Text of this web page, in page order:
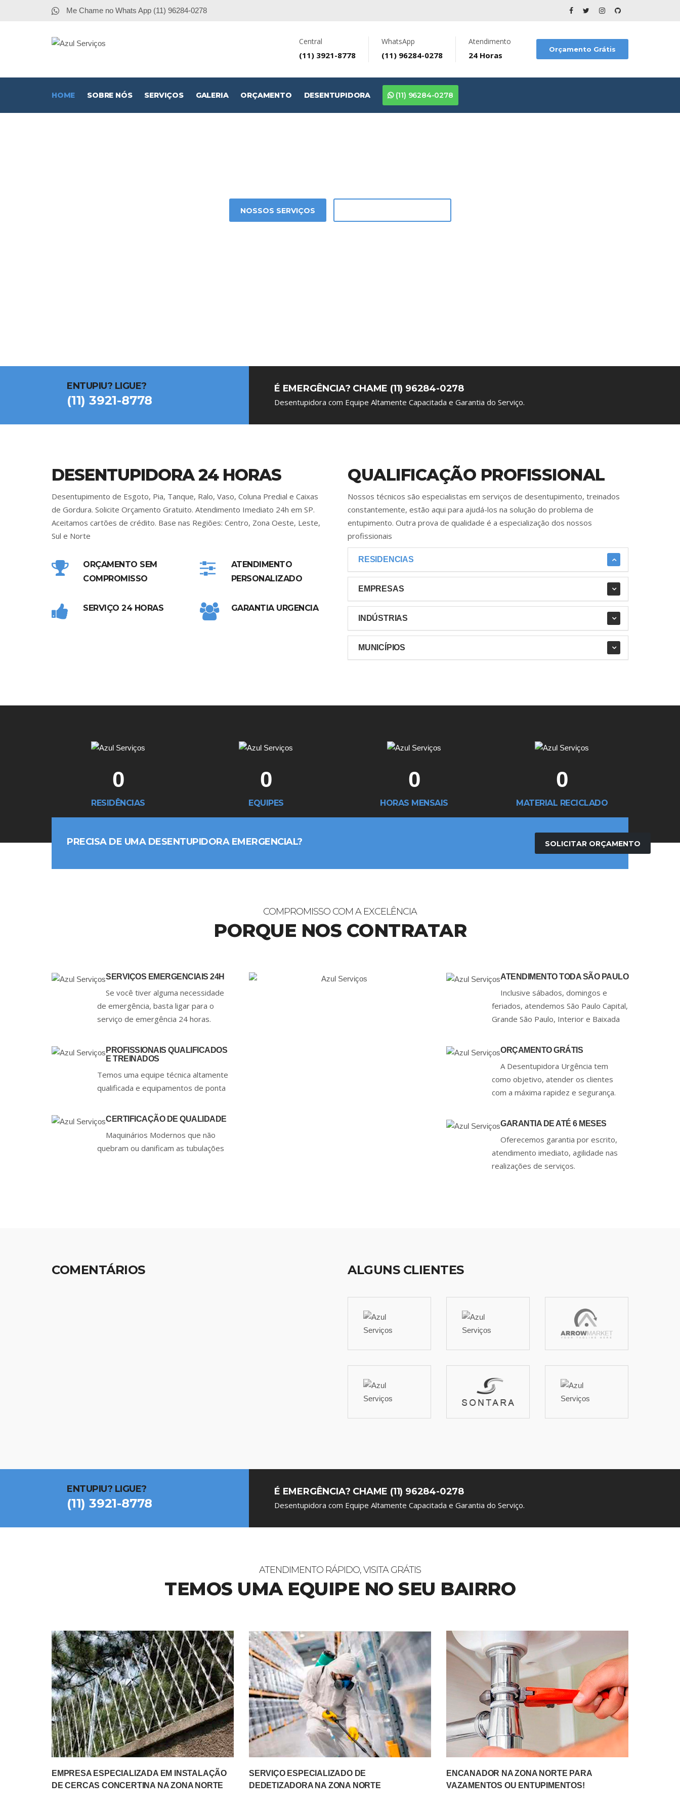
Me Chame no Whats App (11) 96284-0278
Central
(11) 3921-8778
WhatsApp
(11) 96284-0278
Atendimento
24 Horas
Orçamento Grátis
HOME SOBRE NÓS SERVIÇOS GALERIA ORÇAMENTO DESENTUPIDORA (11) 96284-0278
ENTUPIU? LIGUE?
(11) 3921-8778
É EMERGÊNCIA? CHAME (11) 96284-0278
Desentupidora com Equipe Altamente Capacitada e Garantia do Serviço.
DESENTUPIDORA 24 HORAS
Desentupimento de Esgoto, Pia, Tanque, Ralo, Vaso, Coluna Predial e Caixas
de Gordura. Solicite Orçamento Gratuito. Atendimento Imediato 24h em SP.
Aceitamos cartões de crédito. Base nas Regiões: Centro, Zona Oeste, Leste,
Sul e Norte
ORÇAMENTO SEM
COMPROMISSO
ATENDIMENTO
PERSONALIZADO
SERVIÇO 24 HORAS GARANTIA URGENCIA
QUALIFICAÇÃO PROFISSIONAL
Nossos técnicos são especialistas em serviços de desentupimento, treinados
constantemente, estão aqui para ajudá-los na solução do problema de
entupimento. Outra prova de qualidade é a especialização dos nossos
profissionais
RESIDENCIAS
EMPRESAS
INDÚSTRIAS
MUNICÍPIOS
0
RESIDÊNCIAS
0
EQUIPES
0
HORAS MENSAIS
0
MATERIAL RECICLADO
PRECISA DE UMA DESENTUPIDORA EMERGENCIAL? SOLICITAR ORÇAMENTO
COMPROMISSO COM A EXCELÊNCIA
PORQUE NOS CONTRATAR
SERVIÇOS EMERGENCIAIS 24H
Se você tiver alguma necessidade
de emergência, basta ligar para o
serviço de emergência 24 horas.
PROFISSIONAIS QUALIFICADOS
E TREINADOS
Temos uma equipe técnica altamente
qualificada e equipamentos de ponta
CERTIFICAÇÃO DE QUALIDADE
Maquinários Modernos que não
quebram ou danificam as tubulações
ATENDIMENTO TODA SÃO PAULO
Inclusive sábados, domingos e
feriados, atendemos São Paulo Capital,
Grande São Paulo, Interior e Baixada
ORÇAMENTO GRÁTIS
A Desentupidora Urgência tem
como objetivo, atender os clientes
com a máxima rapidez e segurança.
GARANTIA DE ATÉ 6 MESES
Oferecemos garantia por escrito,
atendimento imediato, agilidade nas
realizações de serviços.
COMENTÁRIOS ALGUNS CLIENTES
ENTUPIU? LIGUE?
(11) 3921-8778
É EMERGÊNCIA? CHAME (11) 96284-0278
Desentupidora com Equipe Altamente Capacitada e Garantia do Serviço.
ATENDIMENTO RÁPIDO, VISITA GRÁTIS
TEMOS UMA EQUIPE NO SEU BAIRRO
EMPRESA ESPECIALIZADA EM INSTALAÇÃO
DE CERCAS CONCERTINA NA ZONA NORTE
SERVIÇO ESPECIALIZADO DE
DEDETIZADORA NA ZONA NORTE
ENCANADOR NA ZONA NORTE PARA
VAZAMENTOS OU ENTUPIMENTOS!
Precisa de Ajuda?
Somos a AzulServiços,
especializados em uma ampla
gama de serviços. Entre em
contato conosco pelo WhatsApp
para mais informações e suporte!
Orçamento Online